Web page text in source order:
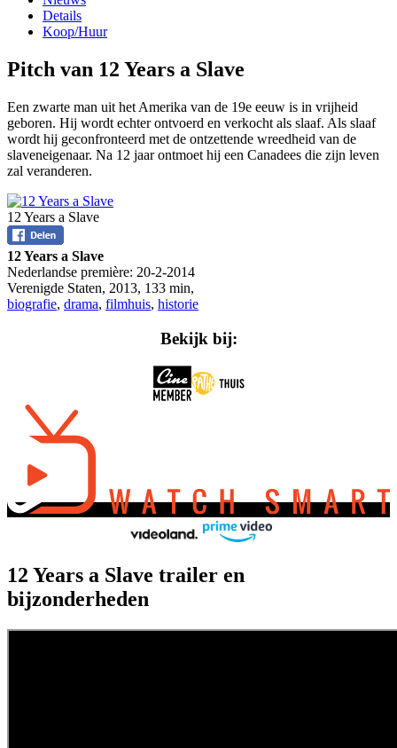
Details
Koop/Huur
Pitch van 12 Years a Slave
Een zwarte man uit het Amerika van de 19e eeuw is in vrijheid
geboren. Hij wordt echter ontvoerd en verkocht als slaaf. Als slaaf
wordt hij geconfronteerd met de ontzettende wreedheid van de
slaveneigenaar. Na 12 jaar ontmoet hij een Canadees die zijn leven
zal veranderen.
12 Years a Slave
12 Years a Slave
Nederlandse première: 20-2-2014
Verenigde Staten, 2013, 133 min,
biografie, drama, filmhuis, historie
Bekijk bij:
12 Years a Slave trailer en
bijzonderheden